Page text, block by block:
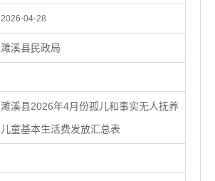
2026-04-28
濉溪县民政局
濉溪县2026年4月份孤儿和事实无人抚养
儿童基本生活费发放汇总表